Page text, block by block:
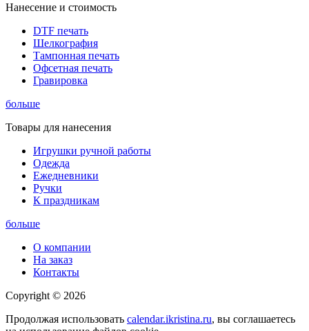
Нанесение и стоимость
DTF печать
Шелкография
Тампонная печать
Офсетная печать
Гравировка
больше
Товары для нанесения
Игрушки ручной работы
Одежда
Ежедневники
Ручки
К праздникам
больше
О компании
На заказ
Контакты
Copyright © 2026
Продолжая использовать calendar.ikristina.ru, вы соглашаетесь